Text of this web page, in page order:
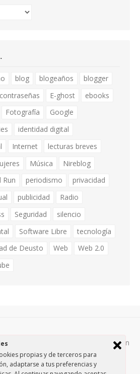
propias y de terceros para
adaptarse a tus preferencias y
blog blogeaños
blogger
contraseñas E-ghost
ebooks
Fotografía
Google
identidad digital
Internet
lecturas breves
Música
Nireblog
Run periodismo
privacidad
publicidad
Radio
Seguridad
silencio
Software Libre
tecnología
de Deusto Web
Web 2.0
los contenidos de esta página están
Creative Commons Attribution-
3.0. / Política de privacidad